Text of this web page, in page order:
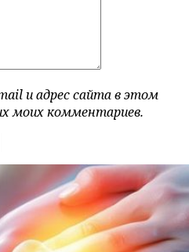
и адрес сайта в этом
моих комментариев.